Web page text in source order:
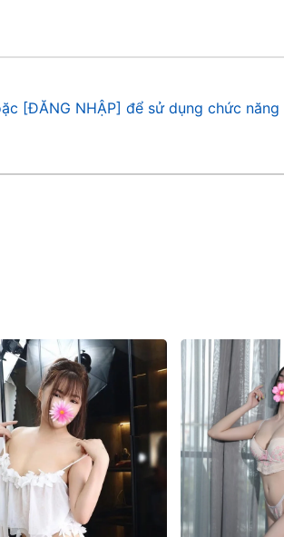
[ĐĂNG NHẬP] để sử dụng chức năng